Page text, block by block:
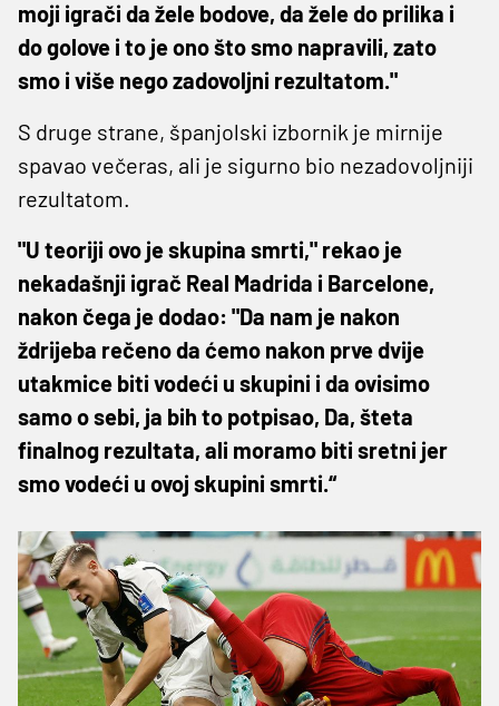
moji igrači da žele bodove, da žele do prilika i
do golove i to je ono što smo napravili, zato
smo i više nego zadovoljni rezultatom."
S druge strane, španjolski izbornik je mirnije
spavao večeras, ali je sigurno bio nezadovoljniji
rezultatom.
"U teoriji ovo je skupina smrti," rekao je
nekadašnji igrač Real Madrida i Barcelone,
nakon čega je dodao: "Da nam je nakon
ždrijeba rečeno da ćemo nakon prve dvije
utakmice biti vodeći u skupini i da ovisimo
samo o sebi, ja bih to potpisao, Da, šteta
finalnog rezultata, ali moramo biti sretni jer
smo vodeći u ovoj skupini smrti.“